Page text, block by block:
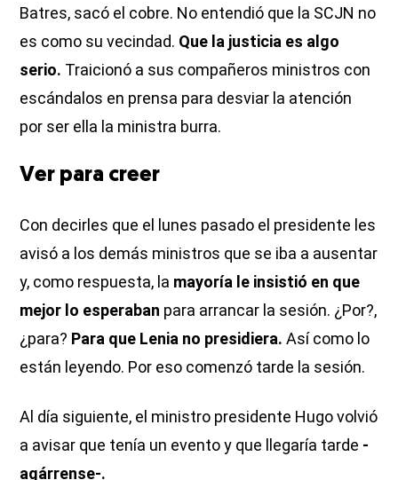
Batres, sacó el cobre. No entendió que la SCJN no
es como su vecindad. Que la justicia es algo
serio. Traicionó a sus compañeros ministros con
escándalos en prensa para desviar la atención
por ser ella la ministra burra.
Ver para creer
Con decirles que el lunes pasado el presidente les
avisó a los demás ministros que se iba a ausentar
y, como respuesta, la mayoría le insistió en que
mejor lo esperaban para arrancar la sesión. ¿Por?,
¿para? Para que Lenia no presidiera. Así como lo
están leyendo. Por eso comenzó tarde la sesión.
Al día siguiente, el ministro presidente Hugo volvió
a avisar que tenía un evento y que llegaría tarde -
agárrense-.